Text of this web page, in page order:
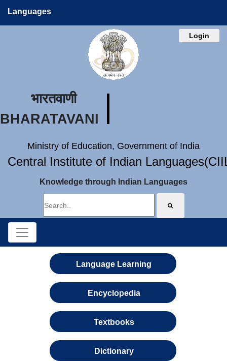
Languages
Login
भारतवाणी
BHARATAVANI
Ministry of Education, Government of India
Central Institute of Indian
Knowledge through Indian Languages
Language Learning
Encyclopedia
Textbooks
Dictionary